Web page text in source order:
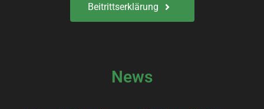
Beitrittserklärung
News